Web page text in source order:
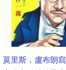
莫里斯．盧布朗